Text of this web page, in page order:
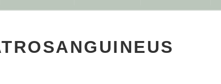
REINHARD
MÄRZ 26, 2015